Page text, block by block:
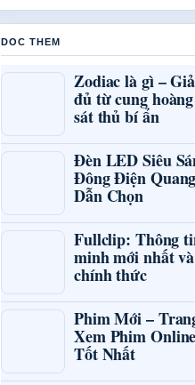
DOC THEM
Zodiac là gì –
đủ từ cung
sát thủ bí ẩn
Đèn LED Siêu
Đông Điện
Dẫn Chọn
Fullclip: Thông
minh mới nhất
chính thức
Phim Mới –
Xem Phim
Tốt Nhất